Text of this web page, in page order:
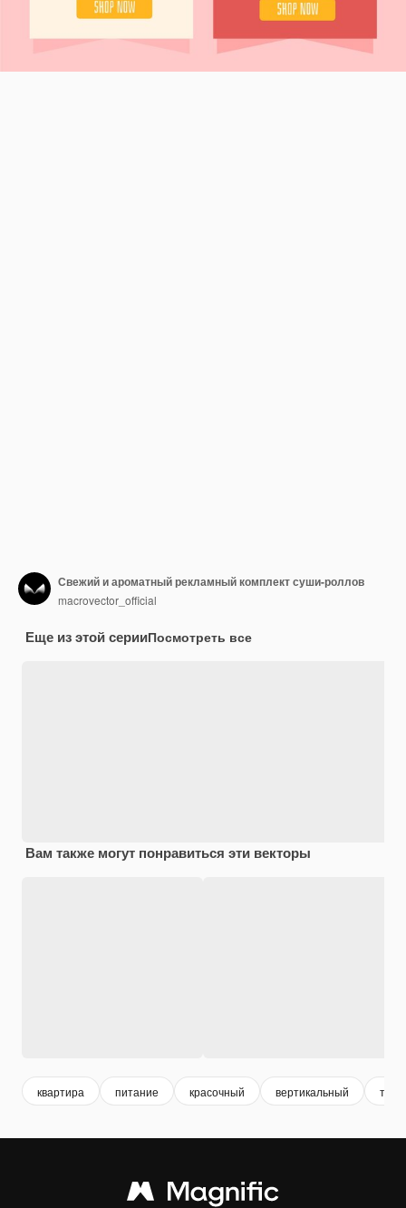
Свежий и ароматный рекламный комплект суши-роллов
macrovector_official
Еще из этой серииПосмотреть все
Вам также могут понравиться эти векторы
квартира питание красочный вертикальный